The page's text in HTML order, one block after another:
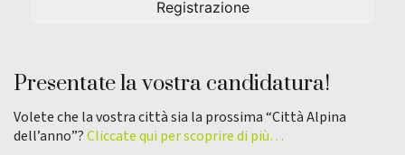
Presentate la vostra candidatura!
Volete che la vostra città sia la prossima “Città Alpina
dell’anno”?Cliccate qui per scoprire di più…